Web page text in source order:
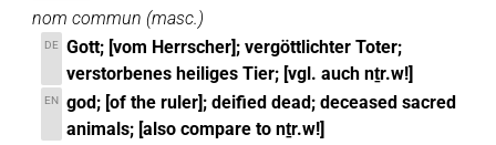
nom commun (masc.)
DE Gott; [vom Herrscher]; vergöttlichter Toter;
verstorbenes heiliges Tier; [vgl. auch nṯr.w!]
EN god; [of the ruler]; deified dead; deceased sacred
animals; [also compare to nṯr.w!]